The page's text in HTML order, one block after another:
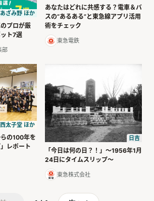
ざみ野 ほか
のプロが厳
ト7選
部
あなたはどれに共感する？電車＆バ
スの“あるある”と東急線アプリ活用
術をチェック
東急電鉄
太子堂 ほか
らの100年を
レポート
日吉
「今日は何の日？！」～1956年1月
24日にタイムスリップ～
東急株式会社